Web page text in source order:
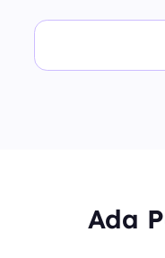
Ada